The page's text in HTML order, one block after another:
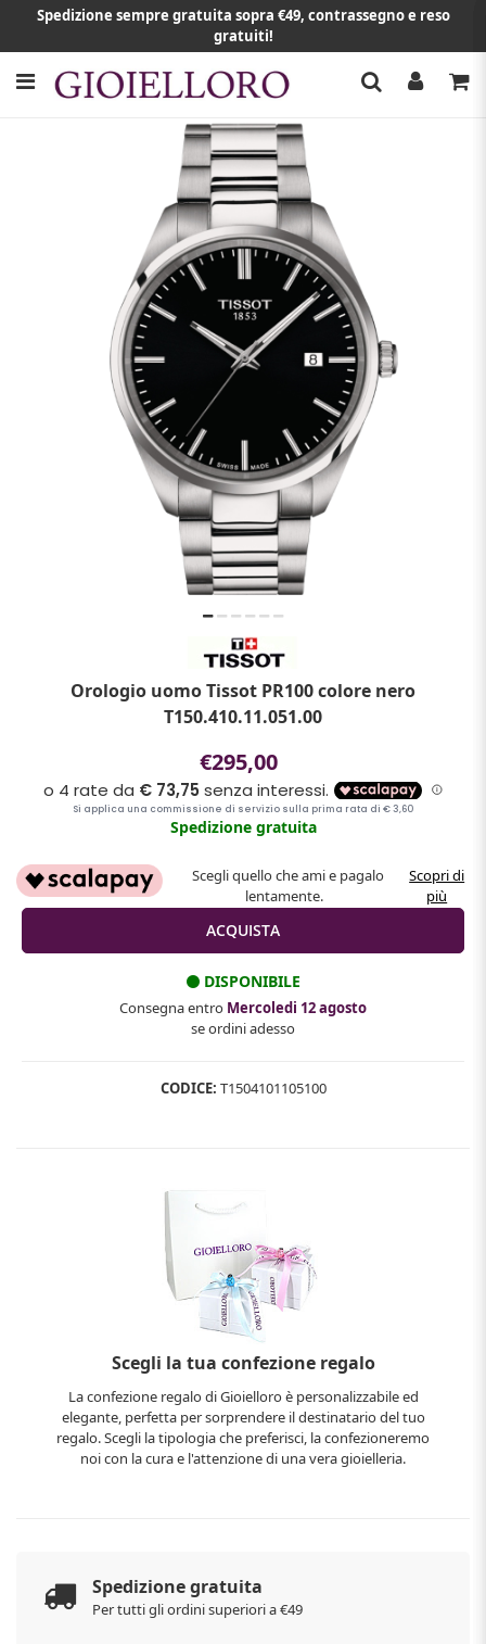
Spedizione sempre gratuita sopra €49, contrassegno e reso
gratuiti!
Orologio uomo Tissot PR100 colore nero
T150.410.11.051.00
€295,00
Spedizione gratuita
Scegli quello che ami e pagalo
lentamente.
Scopri di
più
DISPONIBILE
Consegna entro Mercoledi 12 agosto
se ordini adesso
CODICE: T1504101105100
Scegli la tua confezione regalo
La confezione regalo di Gioielloro è personalizzabile ed
elegante, perfetta per sorprendere il destinatario del tuo
regalo. Scegli la tipologia che preferisci, la confezioneremo
noi con la cura e l'attenzione di una vera gioielleria.
Spedizione gratuita
Per tutti gli ordini superiori a €49